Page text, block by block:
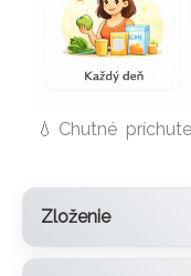
💧 Chutné
Zloženie